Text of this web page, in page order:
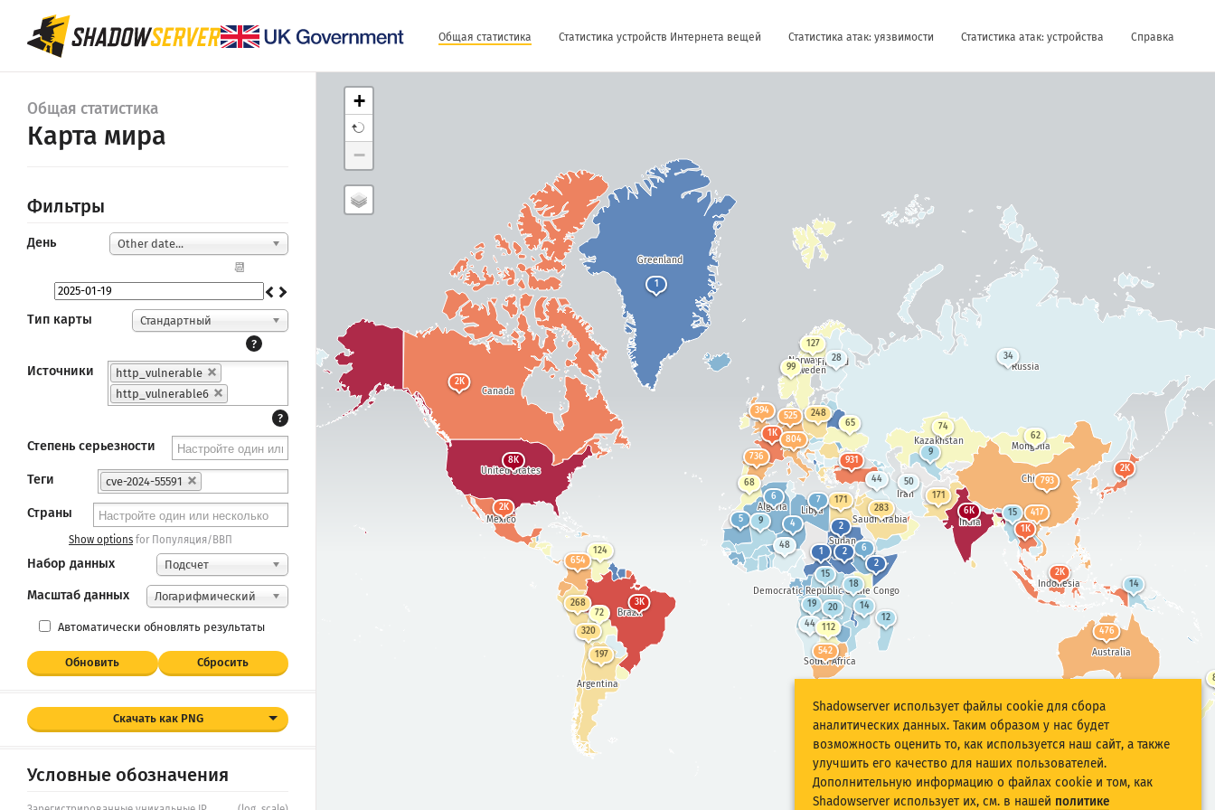
Общая статистика Статистика устройств Интернета вещей Статистика атак: уязвимости Статистика атак: устройства Справка
Общая статистика
Карта мира
Фильтры
День Other date...
📆
Тип карты
Стандартный
?
Источники
http_vulnerable
http_vulnerable6
?
Степень серьезности
Теги cve-2024-55591
Страны
Show options for Популяция/ВВП
Набор данных Подсчет
Масштаб данных Логарифмический
Автоматически обновлять результаты
Обновить Сбросить
Скачать как PNG
Условные обозначения
Indonesia
Argentina
India
China
Democratic Republic of the Congo
South Africa
Kazakhstan
Brazil
Mongolia
Russia
Norway
Sweden
Finland
Libya
Sudan
Iran
Saudi Arabia
Algeria
United States
Canada
Mexico
Australia
Greenland
19
197
476
72
3K
112
2K
15
1
320
793
654
525
6 171
736
6
28
1K
1
2K
6K
44 50
804
2K
74
7
68
12
9
15
62
5
2K
14
44
4
48
99
268
14
171
248
34
283
2
127
2
2
1K
931
18
65
394
8K
9
124
417
542
20
+
−
Shadowserver использует файлы cookie для сбора
аналитических данных. Таким образом у нас будет
возможность оценить то, как используется наш сайт, а также
улучшить его качество для наших пользователей.
Дополнительную информацию о файлах cookie и том, как
Shadowserver использует их, см. в нашей политике